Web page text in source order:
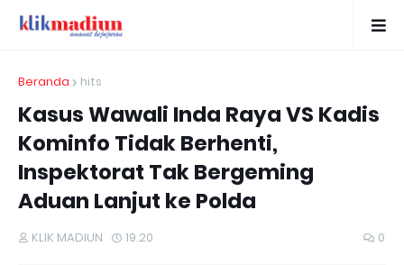
Beranda hits
Kasus Wawali Inda Raya VS Kadis
Kominfo Tidak Berhenti,
Inspektorat Tak Bergeming
Aduan Lanjut ke Polda
KLIK MADIUN 19.20 0